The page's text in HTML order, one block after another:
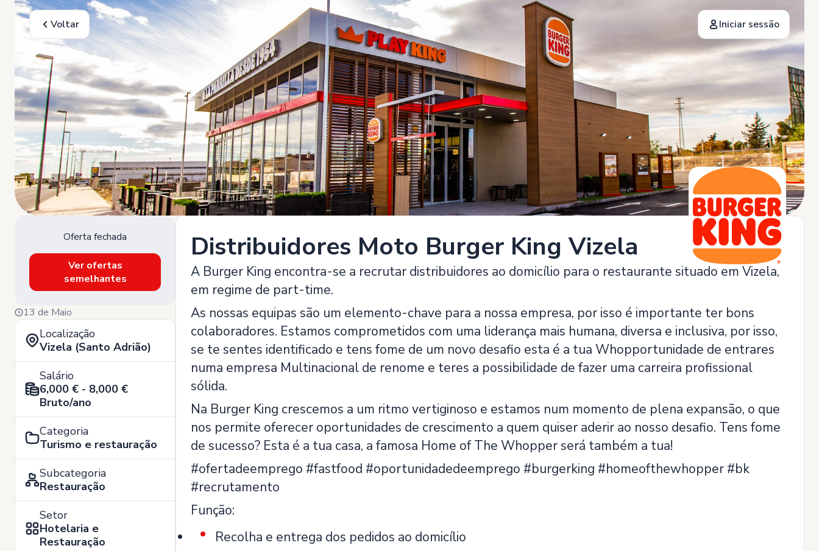
Voltar Iniciar sessão
Oferta fechada
Ver ofertas
semelhantes
13 de Maio
Localização
Vizela (Santo Adrião)
Salário
6,000 € - 8,000 €
Bruto/ano
Categoria
Turismo e restauração
Subcategoria
Restauração
Setor
Hotelaria e
Restauração
Distribuidores Moto Burger King Vizela
A Burger King encontra-se a recrutar distribuidores ao domicílio para o restaurante situado em Vizela,
em regime de part-time.
As nossas equipas são um elemento-chave para a nossa empresa, por isso é importante ter bons
colaboradores. Estamos comprometidos com uma liderança mais humana, diversa e inclusiva, por isso,
se te sentes identificado e tens fome de um novo desafio esta é a tua Whopportunidade de entrares
numa empresa Multinacional de renome e teres a possibilidade de fazer uma carreira profissional
sólida.
Na Burger King crescemos a um ritmo vertiginoso e estamos num momento de plena expansão, o que
nos permite oferecer oportunidades de crescimento a quem quiser aderir ao nosso desafio. Tens fome
de sucesso? Esta é a tua casa, a famosa Home of The Whopper será também a tua!
#ofertadeemprego #fastfood #oportunidadedeemprego #burgerking #homeofthewhopper #bk
#recrutamento
Função:
Recolha e entrega dos pedidos ao domicílio